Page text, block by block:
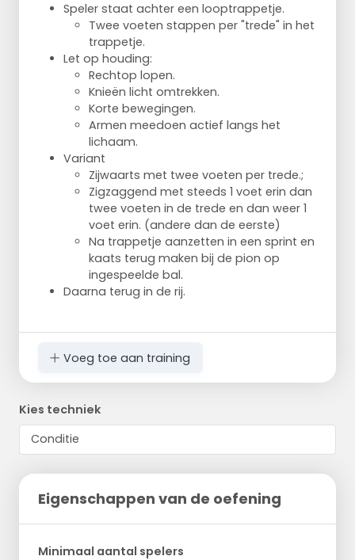
Speler staat achter een looptrappetje.
Twee voeten stappen per "trede" in het
trappetje.
Let op houding:
Rechtop lopen.
Knieën licht omtrekken.
Korte bewegingen.
Armen meedoen actief langs het
lichaam.
Variant
Zijwaarts met twee voeten per trede.;
Zigzaggend met steeds 1 voet erin dan
twee voeten in de trede en dan weer 1
voet erin. (andere dan de eerste)
Na trappetje aanzetten in een sprint en
kaats terug maken bij de pion op
ingespeelde bal.
Daarna terug in de rij.
Voeg toe aan training
Kies techniek
Eigenschappen van de oefening
Minimaal aantal spelers